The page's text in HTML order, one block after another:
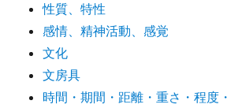
性質、特性
感情、精神活動、感覚
文化
文房具
時間・期間・距離・重さ・程度